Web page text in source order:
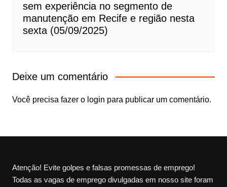
sem experiência no segmento de
manutenção em Recife e região nesta
sexta (05/09/2025)
Deixe um comentário
Você precisa fazer o login para publicar um comentário.
Atenção! Evite golpes e falsas promessas de emprego!
Todas as vagas de emprego divulgadas em nosso site foram